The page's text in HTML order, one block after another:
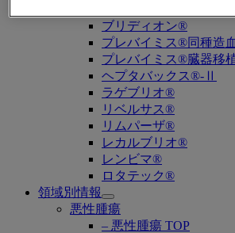
ブリディオン®
プレバイミス®同種造
プレバイミス®臓器移
ヘプタバックス®-Ⅱ
ラゲブリオ®
リベルサス®
リムパーザ®
レカルブリオ®
レンビマ®
ロタテック®
領域別情報
Open
submenu
悪性腫瘍
– 悪性腫瘍 TOP